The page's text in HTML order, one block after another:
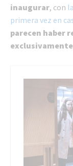
inaugurar, con
primera vez en
parecen haber